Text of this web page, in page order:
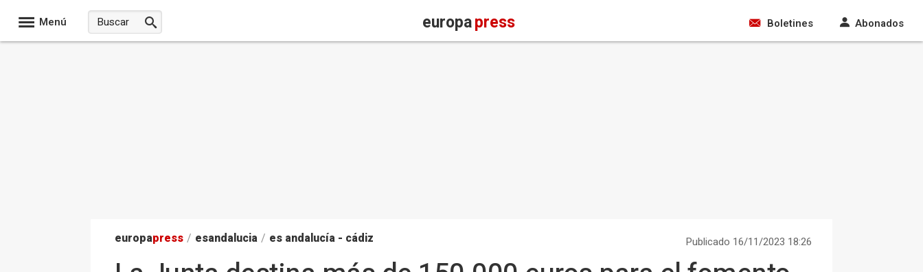
Menú europapress Boletines Abonados
europapress / esandalucia / es andalucía - cádiz Publicado 16/11/2023 18:26